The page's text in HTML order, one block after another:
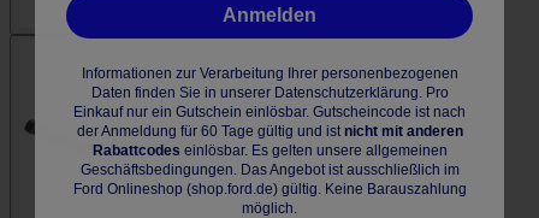
Anmelden
Informationen zur Verarbeitung Ihrer personenbezogenen
Daten finden Sie in unserer Datenschutzerklärung. Pro
Einkauf nur ein Gutschein einlösbar. Gutscheincode ist nach
der Anmeldung für 60 Tage gültig und ist nicht mit anderen
Rabattcodes einlösbar. Es gelten unsere allgemeinen
Geschäftsbedingungen. Das Angebot ist ausschließlich im
Ford Onlineshop (shop.ford.de) gültig. Keine Barauszahlung
möglich.